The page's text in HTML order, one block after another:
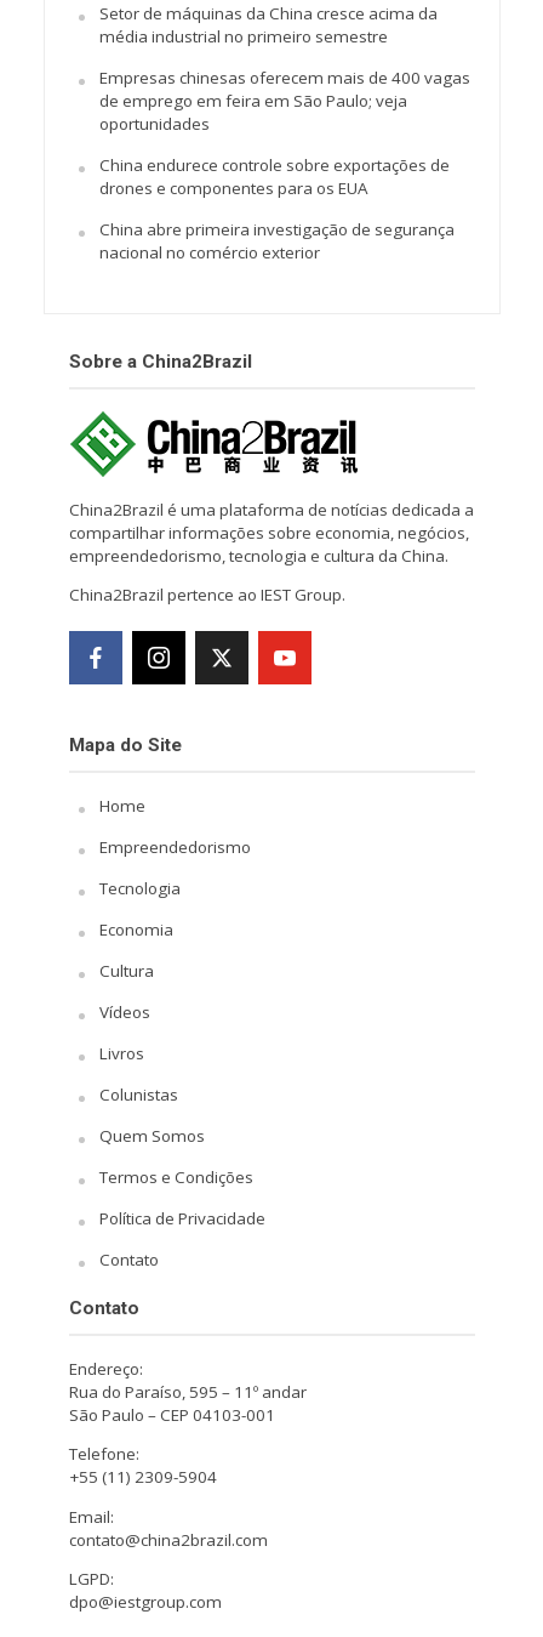
Setor de máquinas da China cresce acima da
média industrial no primeiro semestre
Empresas chinesas oferecem mais de 400 vagas
de emprego em feira em São Paulo; veja
oportunidades
China endurece controle sobre exportações de
drones e componentes para os EUA
China abre primeira investigação de segurança
nacional no comércio exterior
Sobre a China2Brazil
China2Brazil é uma plataforma de notícias dedicada a
compartilhar informações sobre economia, negócios,
empreendedorismo, tecnologia e cultura da China.
China2Brazil pertence ao IEST Group.
Mapa do Site
Home
Empreendedorismo
Tecnologia
Economia
Cultura
Vídeos
Livros
Colunistas
Quem Somos
Termos e Condições
Política de Privacidade
Contato
Contato
Endereço:
Rua do Paraíso, 595 – 11º andar
São Paulo – CEP 04103-001
Telefone:
+55 (11) 2309-5904
Email:
contato@china2brazil.com
LGPD:
dpo@iestgroup.com